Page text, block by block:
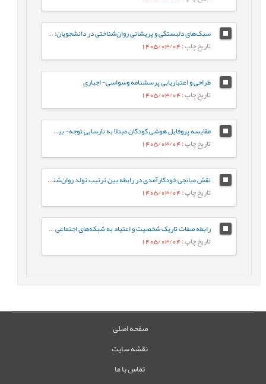
سبک‌های دلبستگی و پریشانی روان‌شناختی در دانشجویان: نقش واسطه‌ای تنظیم هیجان بین فردی
تاریخ چاپ: 1405/03/04
طراحی و اعتباریابی پرسشنامه وسواسی- اجباری
تاریخ چاپ: 1405/03/04
مقایسه پروفایل هوشی کودکان مبتلا به نارسایی توجه- بیش‌فعالی با کودکان عادی براساس شاخص‌های جانبی و مکمل آزمون WISC-V
تاریخ چاپ: 1405/03/04
نقش میانجی خودکارآمدی در رابطه‌ بین ترتیب تولد روان‌شناختی و جوخانواده با رفتارهای جامعه پسند در دانشجویان
تاریخ چاپ: 1405/03/04
رابطه صفات تاریک شخصیت و اعتیاد به شبکه‌های اجتماعی مجازی با نقش میانجی سبک‌های مقابله‌ای
تاریخ چاپ: 1405/03/04
صفحه اصلی
نقشه سایت
تماس با ما